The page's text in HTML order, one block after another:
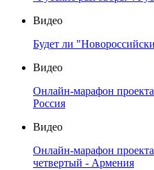
Видео
Будет ли
Видео
Онлайн-марафон
Россия
Видео
Онлайн-марафон
четвертый - Армения